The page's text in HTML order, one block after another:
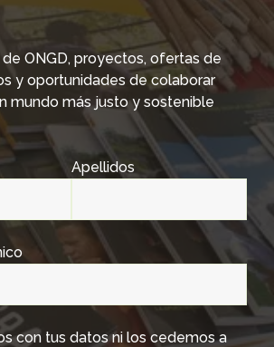
ONGD, proyectos, ofertas de
y oportunidades de colaborar
mundo más justo y sostenible
Apellidos
con tus datos ni los cedemos a